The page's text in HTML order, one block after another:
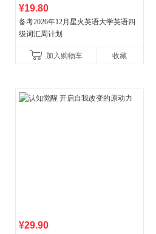
¥19.80
备考2026年12月星火英语大学英语四
级词汇周计划
加入购物车 收藏
¥29.90